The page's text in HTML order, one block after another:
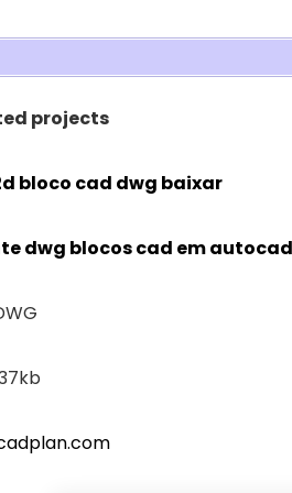
projects
bloco cad dwg baixar
dwg blocos cad em autocad